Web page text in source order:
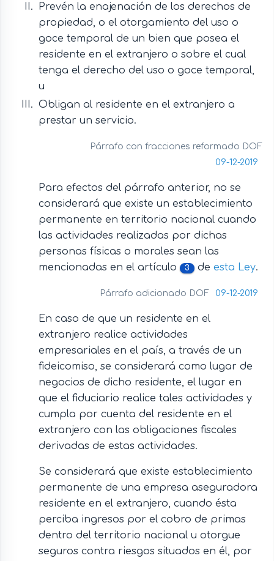
Prevén la enajenación de los derechos de
propiedad, o el otorgamiento del uso o
goce temporal de un bien que posea el
residente en el extranjero o sobre el cual
tenga el derecho del uso o goce temporal,
u
Obligan al residente en el extranjero a
prestar un servicio.
Párrafo con fracciones reformado DOF
09-12-2019
Para efectos del párrafo anterior, no se
considerará que existe un establecimiento
permanente en territorio nacional cuando
las actividades realizadas por dichas
personas físicas o morales sean las
mencionadas en el artículo
3 de esta Ley.
Párrafo adicionado DOF 09-12-2019
En caso de que un residente en el
extranjero realice actividades
empresariales en el país, a través de un
fideicomiso, se considerará como lugar de
negocios de dicho residente, el lugar en
que el fiduciario realice tales actividades y
cumpla por cuenta del residente en el
extranjero con las obligaciones fiscales
derivadas de estas actividades.
Se considerará que existe establecimiento
permanente de una empresa aseguradora
residente en el extranjero, cuando ésta
perciba ingresos por el cobro de primas
dentro del territorio nacional u otorgue
seguros contra riesgos situados en él, por